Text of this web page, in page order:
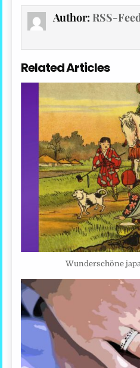
Author: RSS-
Related Articles
Wunderschöne